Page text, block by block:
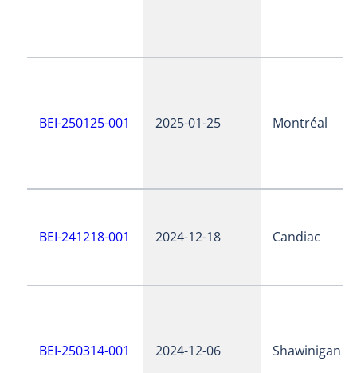
BEI-250125-001 2025-01-25 Montréal
BEI-241218-001 2024-12-18 Candiac
BEI-250314-001 2024-12-06 Shawinigan